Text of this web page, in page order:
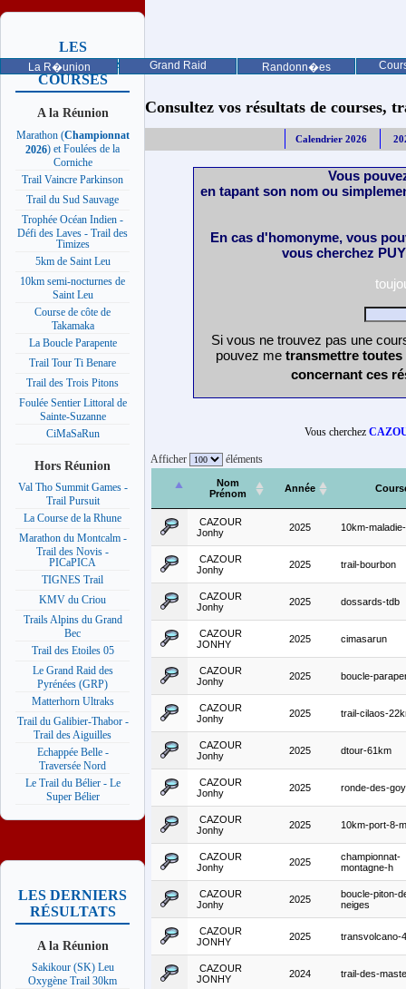
La R�union Grand Raid Randonn�es
LES
PROCHAINES
COURSES
A la Réunion
Marathon (Championnat
2026) et Foulées de la
Corniche
Trail Vaincre Parkinson
Trail du Sud Sauvage
Trophée Océan Indien -
Défi des Laves - Trail des
Timizes
5km de Saint Leu
10km semi-nocturnes de
Saint Leu
Course de côte de
Takamaka
La Boucle Parapente
Trail Tour Ti Benare
Trail des Trois Pitons
Foulée Sentier Littoral de
Sainte-Suzanne
CiMaSaRun
Hors Réunion
Val Tho Summit Games -
Trail Pursuit
La Course de la Rhune
Marathon du Montcalm -
Trail des Novis -
PICaPICA
TIGNES Trail
KMV du Criou
Trails Alpins du Grand
Bec
Trail des Etoiles 05
Le Grand Raid des
Pyrénées (GRP)
Matterhorn Ultraks
Trail du Galibier-Thabor -
Trail des Aiguilles
Echappée Belle -
Traversée Nord
Le Trail du Bélier - Le
Super Bélier
LES DERNIERS
RÉSULTATS
A la Réunion
Sakikour (SK) Leu
Oxygène Trail 30km
Consultez vos résultats de courses,
Calendrier 2026
Vous
en tapant son nom ou
En cas d'homonyme, vous
vous cherchez
Si vous ne trouvez pas une
pouvez me transmettre
concernant ces
Vous cherchez
Afficher éléments
Nom
Prénom
Année
CAZOUR
Jonhy
2025 10km-
CAZOUR
Jonhy
2025 trail-bourbon
CAZOUR
Jonhy
2025 dossards-tdb
CAZOUR
JONHY
2025 cimasarun
CAZOUR
Jonhy
2025 boucle-
CAZOUR
Jonhy
2025 trail-cilaos-
CAZOUR
Jonhy
2025 dtour-61km
CAZOUR
Jonhy
2025 ronde-des-
CAZOUR
Jonhy
2025 10km-port-8-
CAZOUR
Jonhy
2025
championnat-
montagne-h
CAZOUR
Jonhy
2025
boucle-piton-
neiges
CAZOUR
JONHY
2025 transvolcano-
CAZOUR
JONHY
2024 trail-des-